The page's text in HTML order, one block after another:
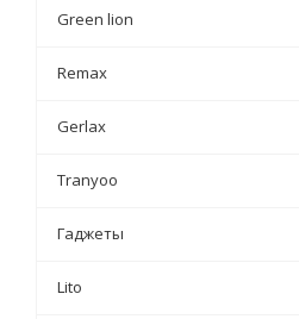
Green lion
Remax
Gerlax
Tranyoo
Гаджеты
Lito